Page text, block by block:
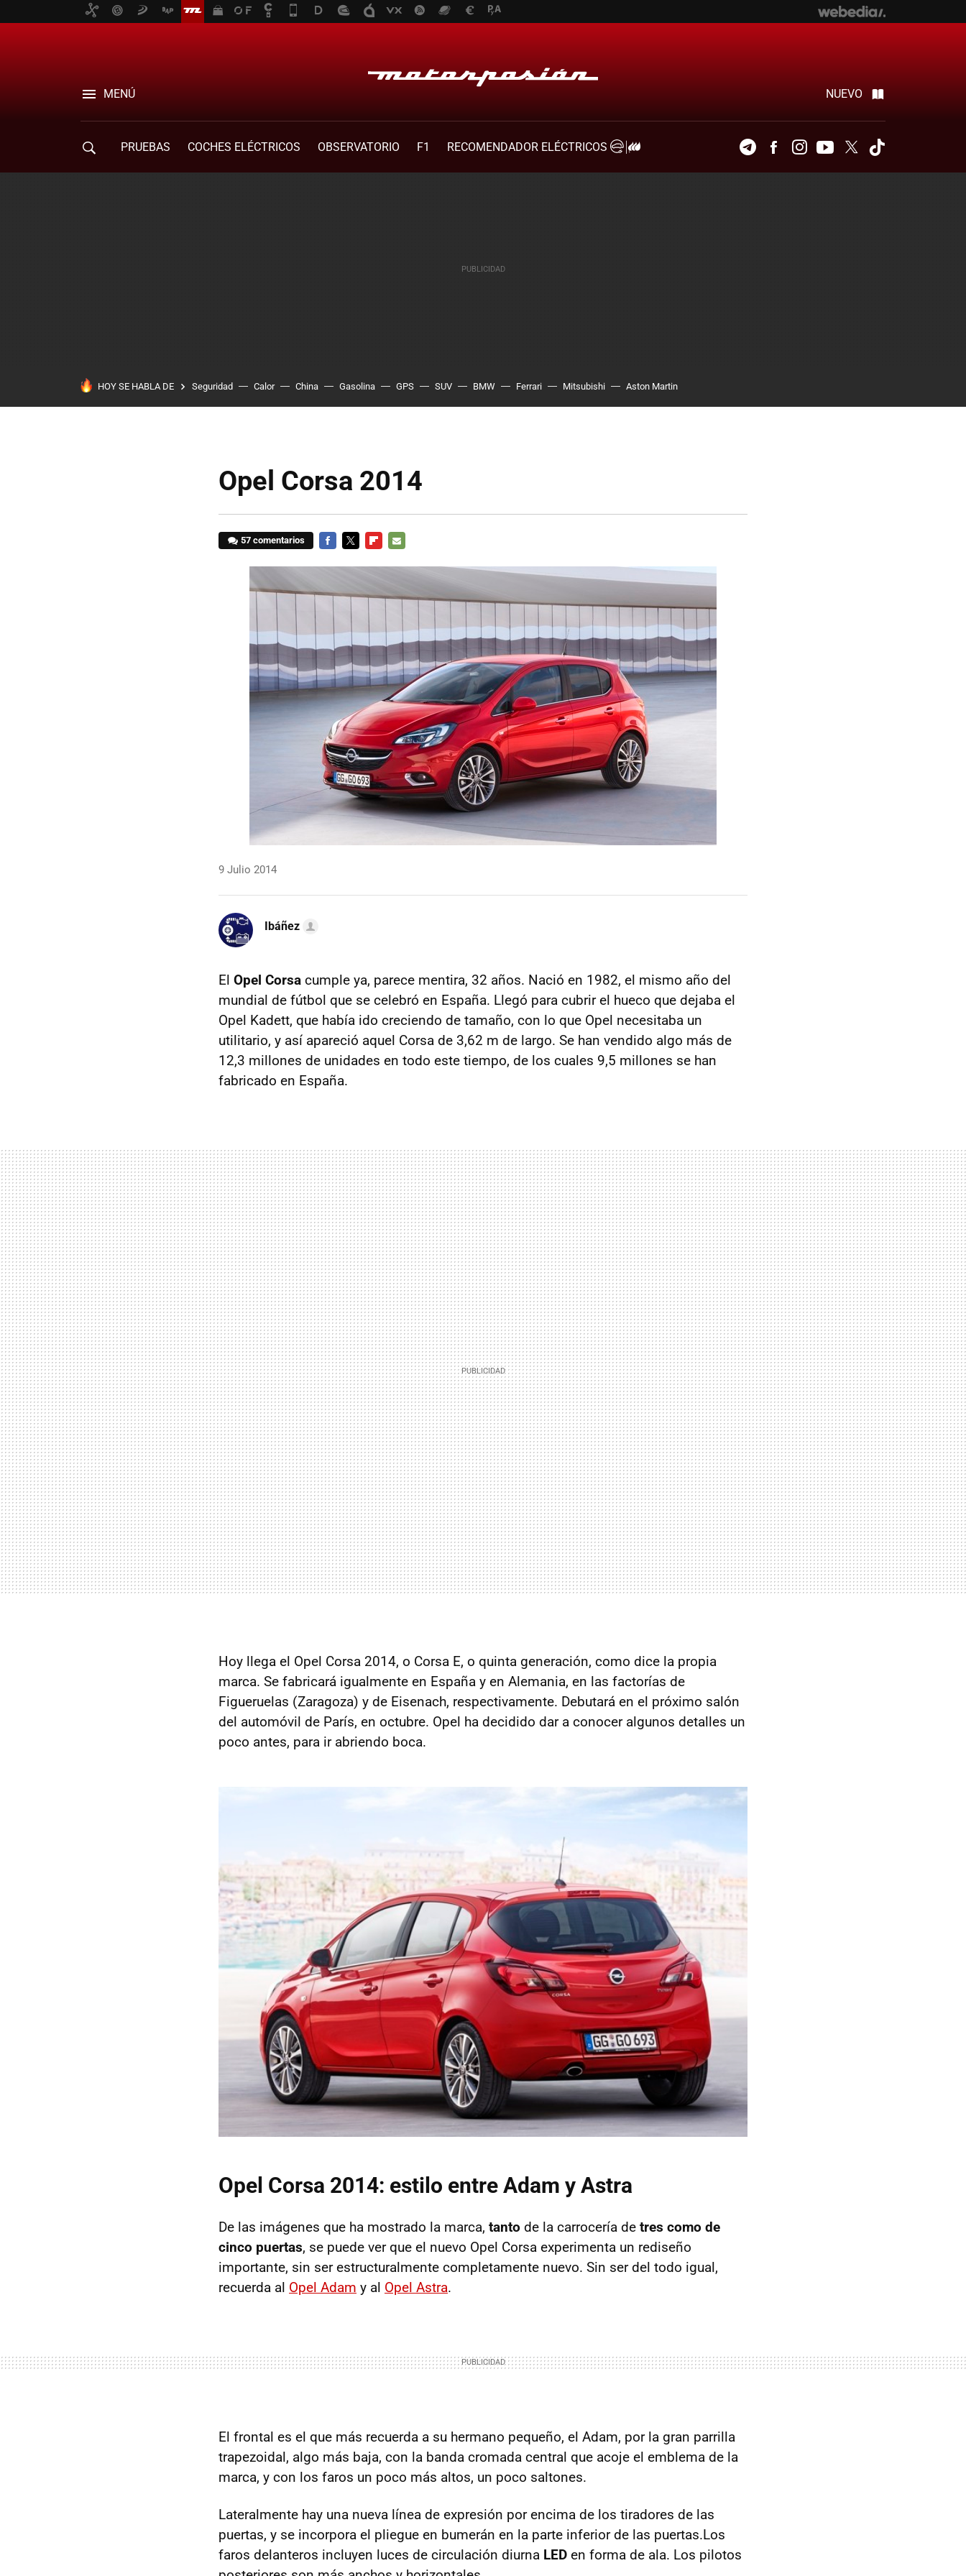
MENÚ NUEVO
PRUEBAS COCHES ELÉCTRICOS OBSERVATORIO F1
RECOMENDADOR ELÉCTRICOS
TelegramFacebookInstagramYoutubeTwitter
HOY SE HABLA DE Seguridad Calor China Gasolina GPS SUV BMW Ferrari Mitsubishi Aston Martin
Opel Corsa 2014
57 comentarios
9 Julio 2014
Ibáñez
El Opel Corsa cumple ya, parece mentira, 32 años. Nació en 1982, el mismo año del
mundial de fútbol que se celebró en España. Llegó para cubrir el hueco que dejaba el
Opel Kadett, que había ido creciendo de tamaño, con lo que Opel necesitaba un
utilitario, y así apareció aquel Corsa de 3,62 m de largo. Se han vendido algo más de
12,3 millones de unidades en todo este tiempo, de los cuales 9,5 millones se han
fabricado en España.
Hoy llega el Opel Corsa 2014, o Corsa E, o quinta generación, como dice la propia
marca. Se fabricará igualmente en España y en Alemania, en las factorías de
Figueruelas (Zaragoza) y de Eisenach, respectivamente. Debutará en el próximo salón
del automóvil de París, en octubre. Opel ha decidido dar a conocer algunos detalles un
poco antes, para ir abriendo boca.
Opel Corsa 2014: estilo entre Adam y Astra
De las imágenes que ha mostrado la marca, tanto de la carrocería de tres como de
cinco puertas, se puede ver que el nuevo Opel Corsa experimenta un rediseño
importante, sin ser estructuralmente completamente nuevo. Sin ser del todo igual,
recuerda al Opel Adam y al Opel Astra.
El frontal es el que más recuerda a su hermano pequeño, el Adam, por la gran parrilla
trapezoidal, algo más baja, con la banda cromada central que acoje el emblema de la
marca, y con los faros un poco más altos, un poco saltones.
Lateralmente hay una nueva línea de expresión por encima de los tiradores de las
puertas, y se incorpora el pliegue en bumerán en la parte inferior de las puertas.Los
faros delanteros incluyen luces de circulación diurna LED en forma de ala. Los pilotos